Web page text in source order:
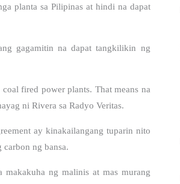
planta sa Pilipinas at hindi na dapat
gagamitin na dapat tangkilikin ng
fired power plants. That means na
ni Rivera sa Radyo Veritas.
ay kinakailangang tuparin nito
ng bansa.
ng malinis at mas murang